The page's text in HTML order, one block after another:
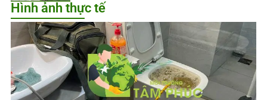
Hình ảnh thực tế